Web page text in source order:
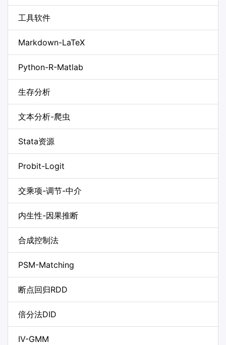
工具软件
Markdown-LaTeX
Python-R-Matlab
生存分析
文本分析-爬虫
Stata资源
Probit-Logit
交乘项-调节-中介
内生性-因果推断
合成控制法
PSM-Matching
断点回归RDD
倍分法DID
IV-GMM